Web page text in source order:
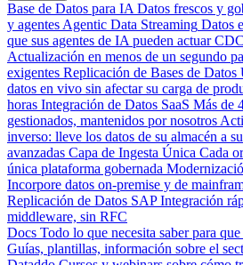
Base de Datos para IA Datos frescos y
y agentes Agentic Data Streaming Datos
que sus agentes de IA pueden actuar
Actualización en menos de un segundo
exigentes Replicación de Bases de Datos
datos en vivo sin afectar su carga de
horas Integración de Datos SaaS Más de
gestionados, mantenidos por nosotros
inverso: lleve los datos de su almacén a
avanzadas Capa de Ingesta Única Cada
única plataforma gobernada
Incorpore datos on-premise y de
Replicación de Datos SAP Integración
middleware, sin RFC
Docs Todo lo que necesita saber para
Guías, plantillas, información sobre el